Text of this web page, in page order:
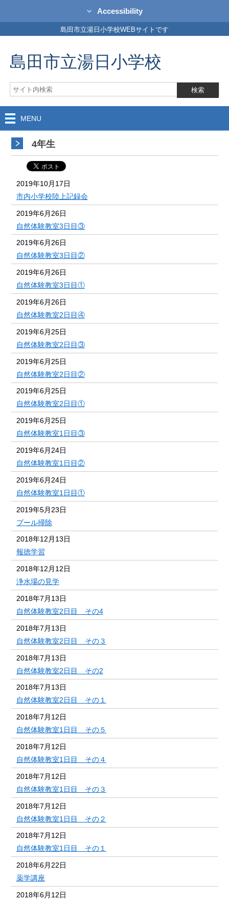
Accessibility
島田市立湯日小学校WEBサイトです
島田市立湯日小学校
MENU
4年生
2019年10月17日
市内小学校陸上記録会
2019年6月26日
自然体験教室3日目③
2019年6月26日
自然体験教室3日目②
2019年6月26日
自然体験教室3日目①
2019年6月26日
自然体験教室2日目④
2019年6月25日
自然体験教室2日目③
2019年6月25日
自然体験教室2日目②
2019年6月25日
自然体験教室2日目①
2019年6月25日
自然体験教室1日目③
2019年6月24日
自然体験教室1日目②
2019年6月24日
自然体験教室1日目①
2019年5月23日
プール掃除
2018年12月13日
報徳学習
2018年12月12日
浄水場の見学
2018年7月13日
自然体験教室2日目 その4
2018年7月13日
自然体験教室2日目 その３
2018年7月13日
自然体験教室2日目 その2
2018年7月13日
自然体験教室2日目 その１
2018年7月12日
自然体験教室1日目 その５
2018年7月12日
自然体験教室1日目 その４
2018年7月12日
自然体験教室1日目 その３
2018年7月12日
自然体験教室1日目 その２
2018年7月12日
自然体験教室1日目 その１
2018年6月22日
薬学講座
2018年6月12日